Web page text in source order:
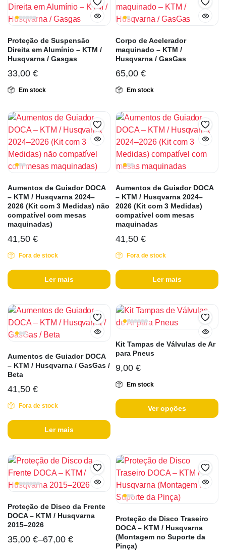
Proteção de Suspensão
Direita em Alumínio – KTM /
Husqvarna / Gasgas
33,00 €
Em stock
Corpo de Acelerador
maquinado – KTM /
Husqvarna / GasGas
65,00 €
Em stock
Aumentos de Guiador DOCA
– KTM / Husqvarna 2024–
2026 (Kit com 3 Medidas) não
compatível com mesas
maquinadas)
41,50 €
Fora de stock
Ler mais
Aumentos de Guiador DOCA
– KTM / Husqvarna 2024–
2026 (Kit com 3 Medidas)
compatível com mesas
maquinadas
41,50 €
Fora de stock
Ler mais
Aumentos de Guiador DOCA
– KTM / Husqvarna / GasGas /
Beta
41,50 €
Fora de stock
Ler mais
Kit Tampas de Válvulas de Ar
para Pneus
9,00 €
Em stock
Ver opções
Proteção de Disco da Frente
DOCA – KTM / Husqvarna
2015–2026
35,00 €–67,00 €
Proteção de Disco Traseiro
DOCA – KTM / Husqvarna
(Montagem no Suporte da
Pinça)